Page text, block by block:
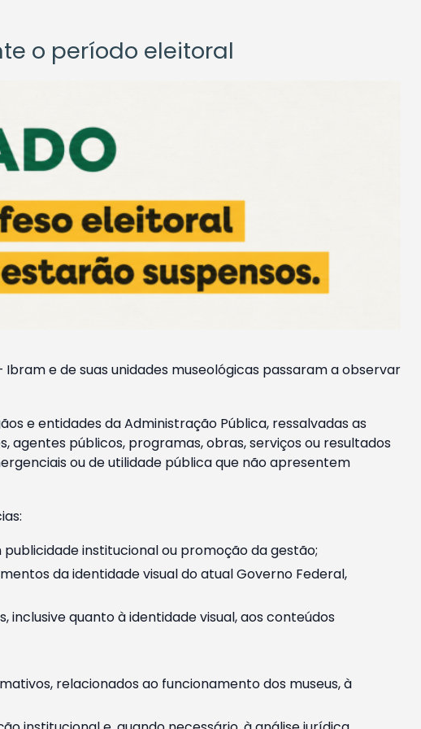
o período eleitoral
e de suas unidades museológicas passaram a observar
e entidades da Administração Pública, ressalvadas as
públicos, programas, obras, serviços ou resultados
ou de utilidade pública que não apresentem
institucional ou promoção da gestão;
da identidade visual do atual Governo Federal,
inclusive quanto à identidade visual, aos conteúdos
relacionados ao funcionamento dos museus, à